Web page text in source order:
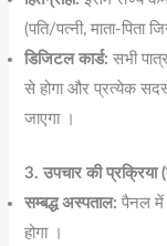
(पति/पत्नी, माता-
डिजिटल कार्ड: सभी
से होगा और प्रत्येक
जाएगा ।
3. उपचार की
सम्बद्ध अस्पताल: पैनल में
होगा ।